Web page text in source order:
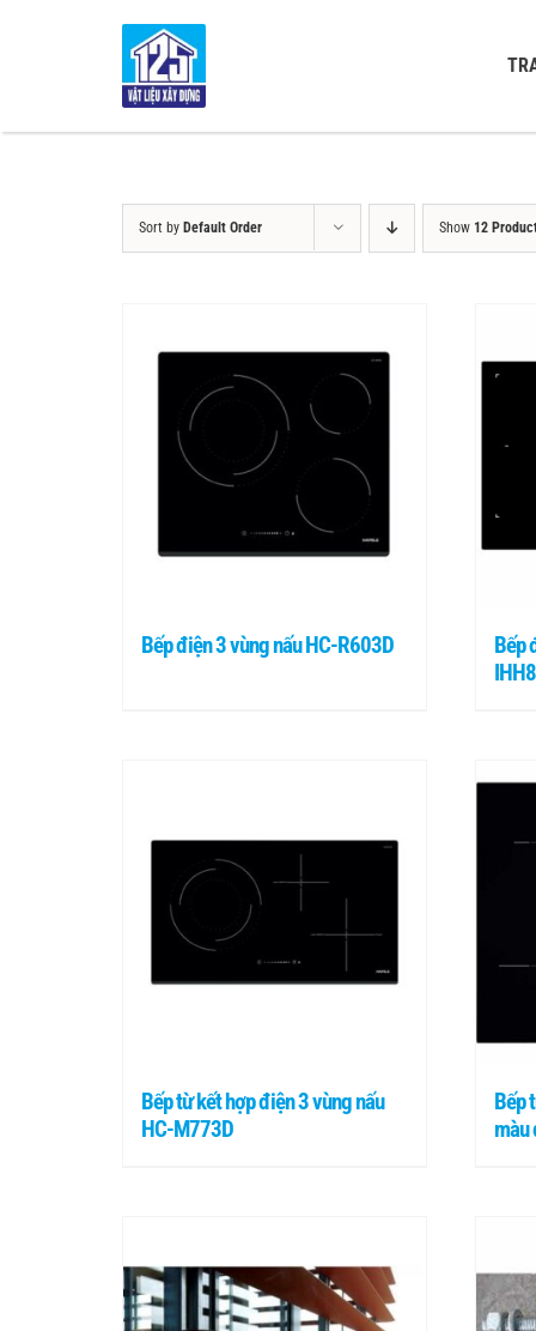
Sort by Default Order Show 12
Bếp điện 3 vùng nấu HC-R603D
Bếp
Bếp từ kết hợp điện 3 vùng nấu
HC-M773D
Bếp
màu